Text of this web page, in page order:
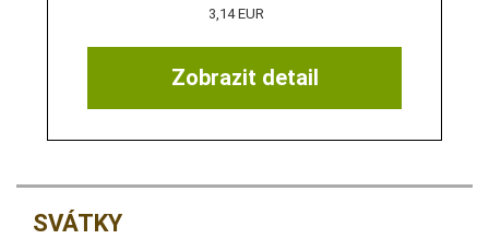
Zobrazit detail
3,14 EUR
SVÁTKY